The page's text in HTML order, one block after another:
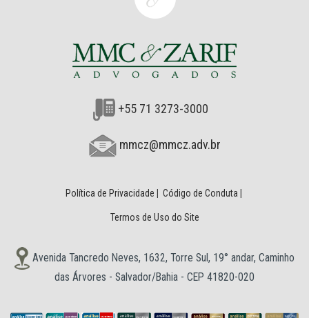
+55 71 3273-3000
mmcz@mmcz.adv.br
Política de Privacidade Código de Conduta
Termos de Uso do Site
Avenida Tancredo Neves, 1632, Torre Sul, 19° andar, Caminho
das Árvores - Salvador/Bahia - CEP 41820-020